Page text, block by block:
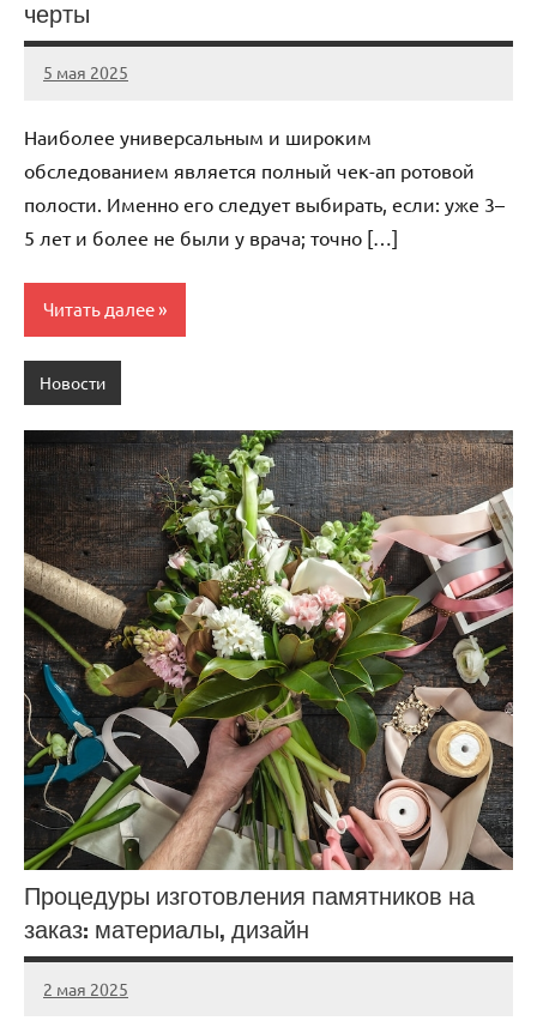
черты
5 мая 2025
Avtor
Нет
Наиболее универсальным и широким
обследованием является полный чек-ап ротовой
полости. Именно его следует выбирать, если: уже 3–
5 лет и более не были у врача; точно […]
Читать далее
Новости
Процедуры изготовления памятников на
заказ: материалы, дизайн
2 мая 2025
Avtor
Нет